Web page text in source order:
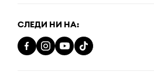
СЛЕДИ НИ НА: